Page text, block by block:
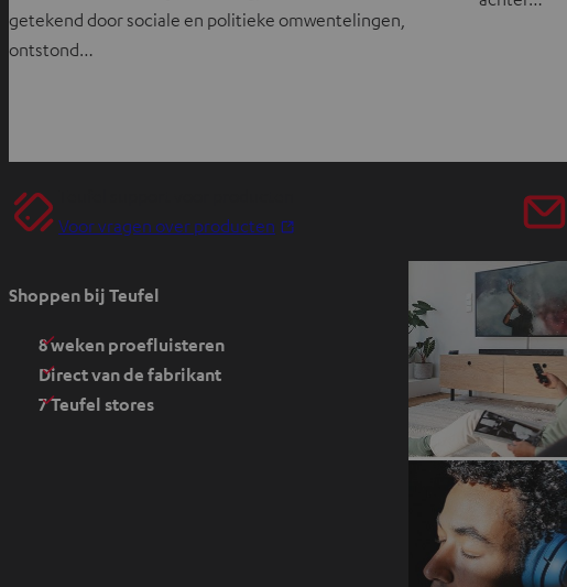
getekend door sociale en politieke omwentelingen,
ontstond…
Voor vragen over producten
Shoppen bij Teufel
8 weken proefluisteren
Direct van de fabrikant
7 Teufel stores